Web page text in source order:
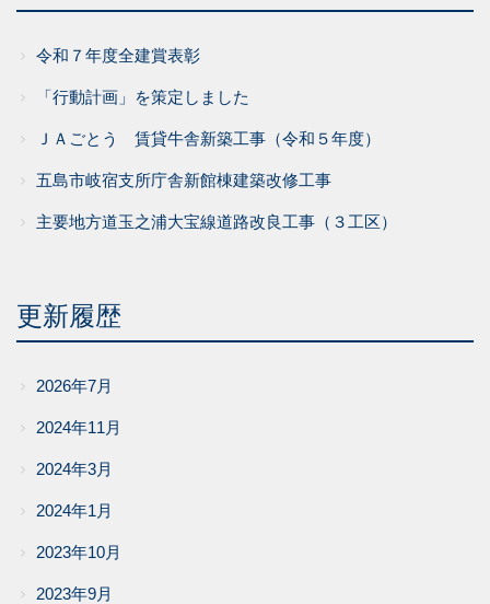
令和７年度全建賞表彰
「行動計画」を策定しました
ＪＡごとう 賃貸牛舎新築工事（令和５年度）
五島市岐宿支所庁舎新館棟建築改修工事
主要地方道玉之浦大宝線道路改良工事（３工区）
更新履歴
2026年7月
2024年11月
2024年3月
2024年1月
2023年10月
2023年9月